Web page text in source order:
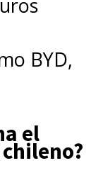
BYD,
el